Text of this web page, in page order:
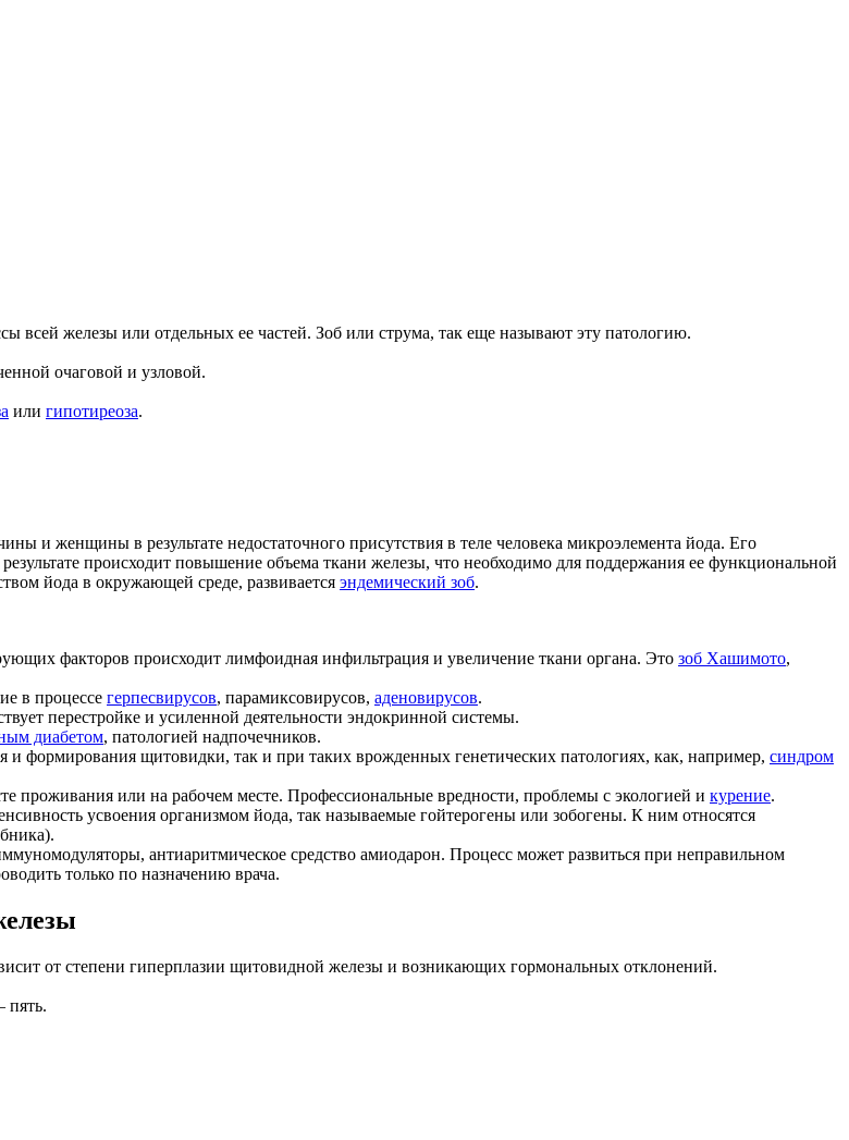
железы или отдельных ее частей. Зоб или струма, так еще называют эту патологию.
очаговой и узловой.
или гипотиреоза.
и женщины в результате недостаточного присутствия в теле человека микроэлемента йода. Его
происходит повышение объема ткани железы, что необходимо для поддержания ее функциональной
йода в окружающей среде, развивается эндемический зоб.
факторов происходит лимфоидная инфильтрация и увеличение ткани органа. Это зоб Хашимото,
в процессе герпесвирусов, парамиксовирусов, аденовирусов.
перестройке и усиленной деятельности эндокринной системы.
диабетом, патологией надпочечников.
и формирования щитовидки, так и при таких врожденных генетических патологиях, как, например, синдром
или на рабочем месте. Профессиональные вредности, проблемы с экологией и курение.
усвоения организмом йода, так называемые гойтерогены или зобогены. К ним относятся
антиаритмическое средство амиодарон. Процесс может развиться при неправильном
только по назначению врача.
от степени гиперплазии щитовидной железы и возникающих гормональных отклонений.
пять.